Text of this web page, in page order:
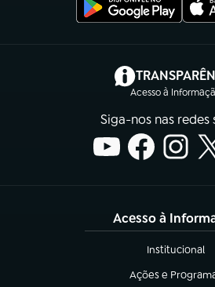
Acesso à
(abre
Siga-nos nas redes
Acesso à
Institucional
(abre em nova
Ações e
(abre em nova